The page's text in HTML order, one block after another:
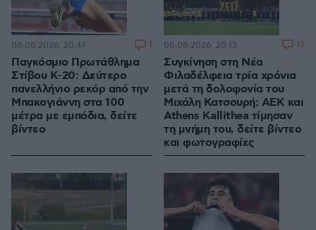
Παγκόσμιο Πρωτάθλημα
Στίβου Κ-20: Δεύτερο
πανελλήνιο ρεκόρ από την
Μπακογιάννη στα 100
μέτρα με εμπόδια, δείτε
βίντεο
08.08.2026, 20:47 1
Συγκίνηση στη Νέα
Φιλαδέλφεια τρία χρόνια
μετά τη δολοφονία του
Μιχάλη Κατσουρή: ΑΕΚ και
Athens Kallithea τίμησαν
τη μνήμη του, δείτε βίντεο
και φωτογραφίες
08.08.2026, 20:13 12